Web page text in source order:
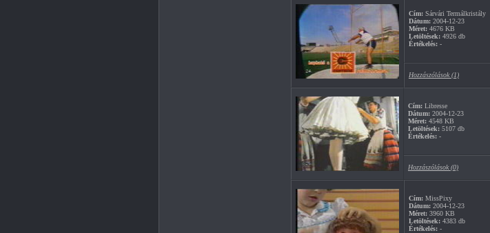
Cím: Sárvári Termálkristály
Dátum: 2004-12-23
Méret: 4676 KB
Letöltések: 4926 db
Értékelés: -
Hozzászólások (1)
Cím: Libresse
Dátum: 2004-12-23
Méret: 4548 KB
Letöltések: 5107 db
Értékelés: -
Hozzászólások (0)
Cím: MissPixy
Dátum: 2004-12-23
Méret: 3960 KB
Letöltések: 4383 db
Értékelés: -